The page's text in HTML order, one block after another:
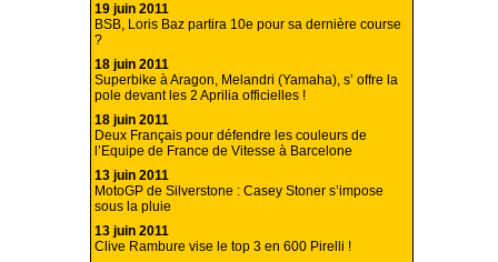
19 juin 2011
BSB, Loris Baz partira 10e pour sa dernière course
?
18 juin 2011
Superbike à Aragon, Melandri (Yamaha), s’ offre la
pole devant les 2 Aprilia officielles !
18 juin 2011
Deux Français pour défendre les couleurs de
l’Equipe de France de Vitesse à Barcelone
13 juin 2011
MotoGP de Silverstone : Casey Stoner s’impose
sous la pluie
13 juin 2011
Clive Rambure vise le top 3 en 600 Pirelli !